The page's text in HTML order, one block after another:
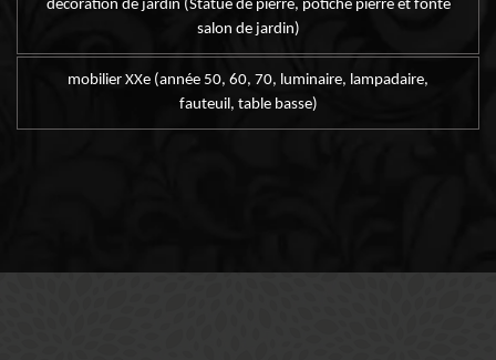
décoration de jardin (Statue de pierre, potiche pierre et fonte
salon de jardin)
mobilier XXe (année 50, 60, 70, luminaire, lampadaire,
fauteuil, table basse)